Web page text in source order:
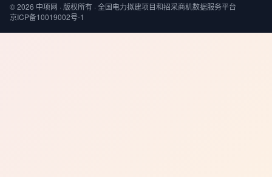
© 2026 中项网 · 版权所有 · 全国电力拟建项目和招采商机数据服务平台
京ICP备10019002号-1